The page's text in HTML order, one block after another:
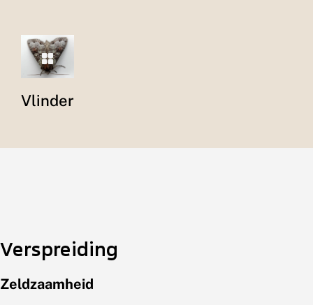
Vlinder
Verspreiding
Zeldzaamheid